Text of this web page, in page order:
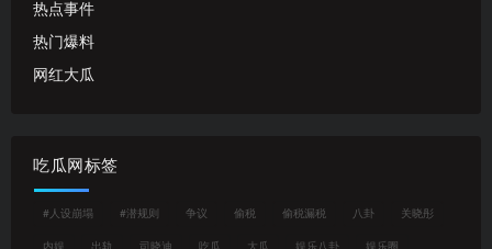
热点事件
热门爆料
网红大瓜
吃瓜网标签
#人设崩塌 #潜规则 争议 偷税 偷税漏税 八卦 关晓彤
内娱 出轨 司晓迪 吃瓜 大瓜 娱乐八卦 娱乐圈